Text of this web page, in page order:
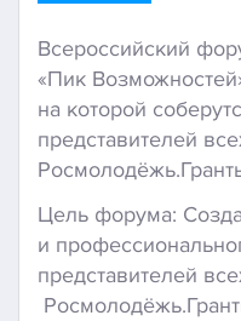
Всероссийский
«Пик
на которой
представителей
Цель форума:
и
представителей